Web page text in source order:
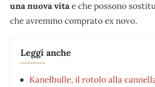
una nuova vitae che possono
che avremmo comprato ex novo.
Leggi anche
Kanelbulle, il rotolo alla